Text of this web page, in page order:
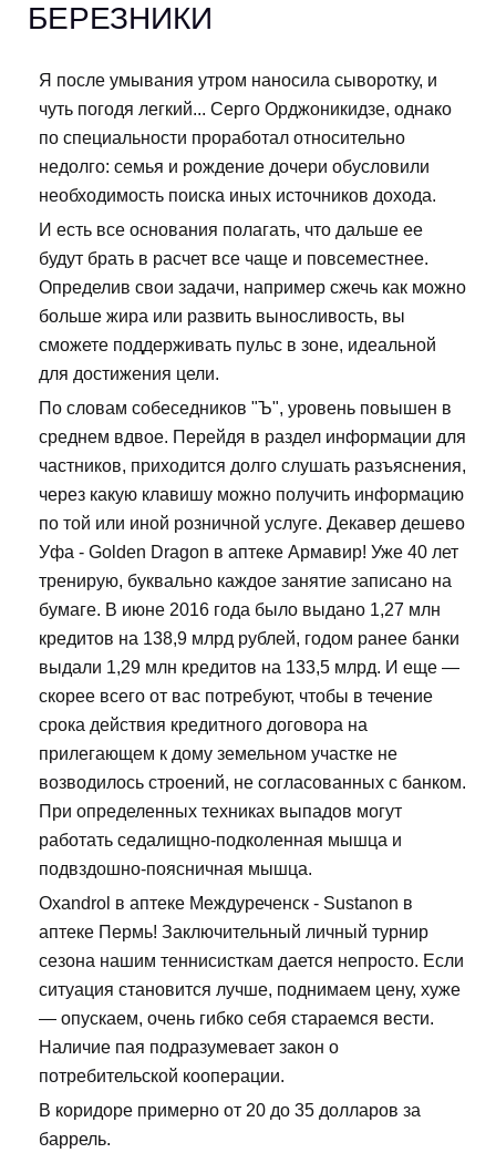
БЕРЕЗНИКИ
Я после умывания утром наносила сыворотку, и
чуть погодя легкий... Серго Орджоникидзе, однако
по специальности проработал относительно
недолго: семья и рождение дочери обусловили
необходимость поиска иных источников дохода.
И есть все основания полагать, что дальше ее
будут брать в расчет все чаще и повсеместнее.
Определив свои задачи, например сжечь как можно
больше жира или развить выносливость, вы
сможете поддерживать пульс в зоне, идеальной
для достижения цели.
По словам собеседников "Ъ", уровень повышен в
среднем вдвое. Перейдя в раздел информации для
частников, приходится долго слушать разъяснения,
через какую клавишу можно получить информацию
по той или иной розничной услуге. Декавер дешево
Уфа - Golden Dragon в аптеке Армавир! Уже 40 лет
тренирую, буквально каждое занятие записано на
бумаге. В июне 2016 года было выдано 1,27 млн
кредитов на 138,9 млрд рублей, годом ранее банки
выдали 1,29 млн кредитов на 133,5 млрд. И еще —
скорее всего от вас потребуют, чтобы в течение
срока действия кредитного договора на
прилегающем к дому земельном участке не
возводилось строений, не согласованных с банком.
При определенных техниках выпадов могут
работать седалищно-подколенная мышца и
подвздошно-поясничная мышца.
Oxandrol в аптеке Междуреченск - Sustanon в
аптеке Пермь! Заключительный личный турнир
сезона нашим теннисисткам дается непросто. Если
ситуация становится лучше, поднимаем цену, хуже
— опускаем, очень гибко себя стараемся вести.
Наличие пая подразумевает закон о
потребительской кооперации.
В коридоре примерно от 20 до 35 долларов за
баррель.